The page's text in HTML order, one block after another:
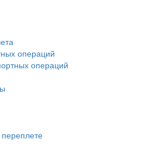
операций
операций